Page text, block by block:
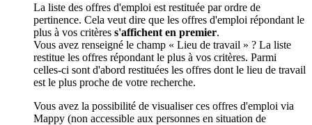
La liste des offres d'emploi est restituée par ordre de
pertinence. Cela veut dire que les offres d'emploi répondant le
plus à vos critères s'affichent en premier.
Vous avez renseigné le champ « Lieu de travail » ? La liste
restitue les offres répondant le plus à vos critères. Parmi
celles-ci sont d'abord restituées les offres dont le lieu de travail
est le plus proche de votre recherche.
Vous avez la possibilité de visualiser ces offres d'emploi via
Mappy (non accessible aux personnes en situation de